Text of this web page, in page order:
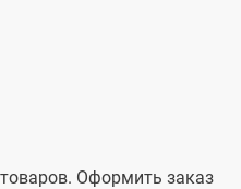
Оформить заказ